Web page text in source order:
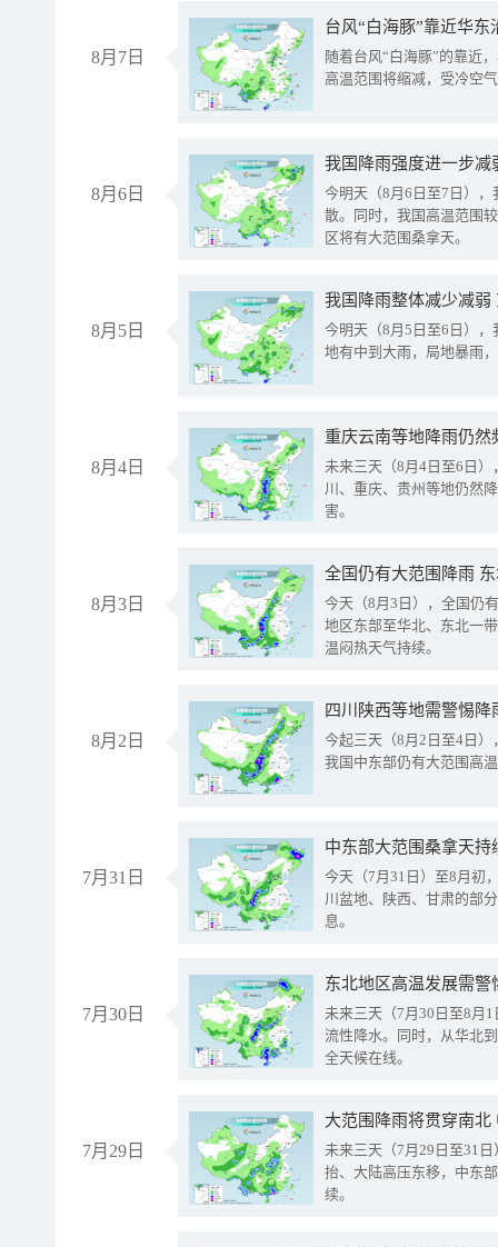
8月7日
台风“白海豚”靠近华
随着台风“白海豚”的靠近
高温范围将缩减，受冷空
8月6日
今明天（8月6日至7日）
散。同时，我国高温范围
区将有大范围桑拿天。
8月5日
我国降雨整体减少减弱
今明天（8月5日至6日）
地有中到大雨，局地暴雨
8月4日
重庆云南等地降雨仍然
未来三天（8月4日至6日
川、重庆、贵州等地仍然
害。
8月3日
全国仍有大范围降雨
今天（8月3日），全国仍
地区东部至华北、东北一
温闷热天气持续。
8月2日
今起三天（8月2日至4日
我国中东部仍有大范围高
7月31日
中东部大范围桑拿天
今天（7月31日）至8月初
川盆地、陕西、甘肃的部
息。
7月30日
东北地区高温发展需
未来三天（7月30日至8月
流性降水。同时，从华北
全天候在线。
7月29日
大范围降雨将贯穿南
未来三天（7月29日至31
抬、大陆高压东移，中东
续。